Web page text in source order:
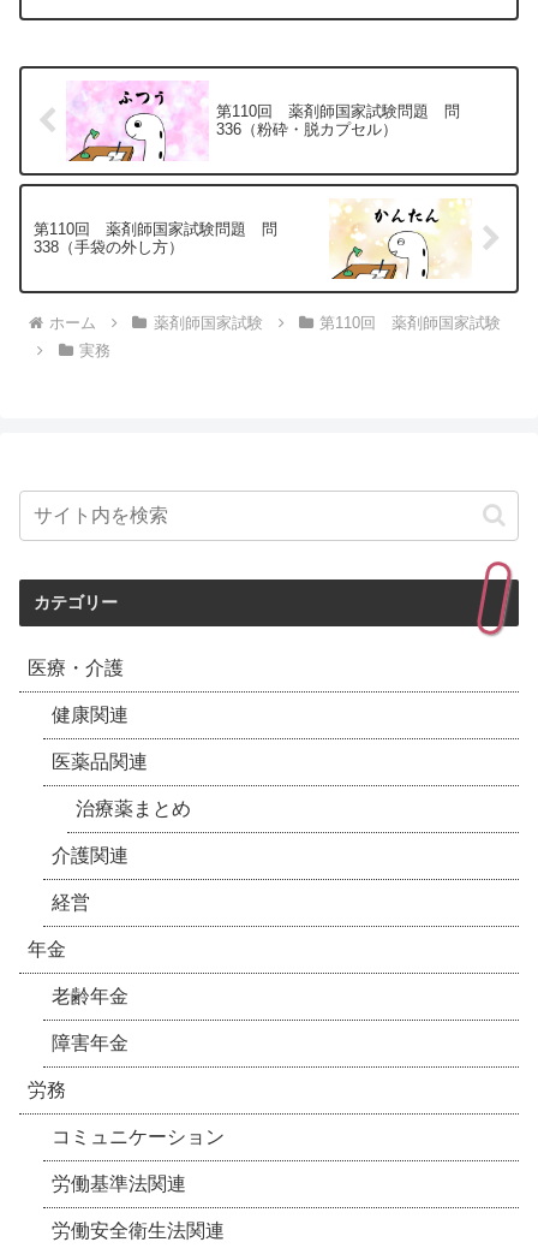
第110回 薬剤師国家試験問題 問
336（粉砕・脱カプセル）
第110回 薬剤師国家試験問題 問
338（手袋の外し方）
ホーム 薬剤師国家試験
第110回 薬剤師国家試験
実務
カテゴリー
医療・介護
健康関連
医薬品関連
治療薬まとめ
介護関連
経営
年金
老齢年金
障害年金
労務
コミュニケーション
労働基準法関連
労働安全衛生法関連